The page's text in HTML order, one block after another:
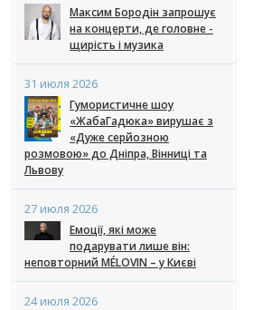
Максим Бородін запрошує
на концерти, де головне -
щирість і музика
31 июля 2026
Гумористичне шоу
«ЖабаГадюка» вирушає з
«Дуже серйозною
розмовою» до Дніпра, Вінниці та
Львову
27 июля 2026
Емоції, які може
подарувати лише він:
неповторний MÉLOVIN – у Києві
24 июля 2026